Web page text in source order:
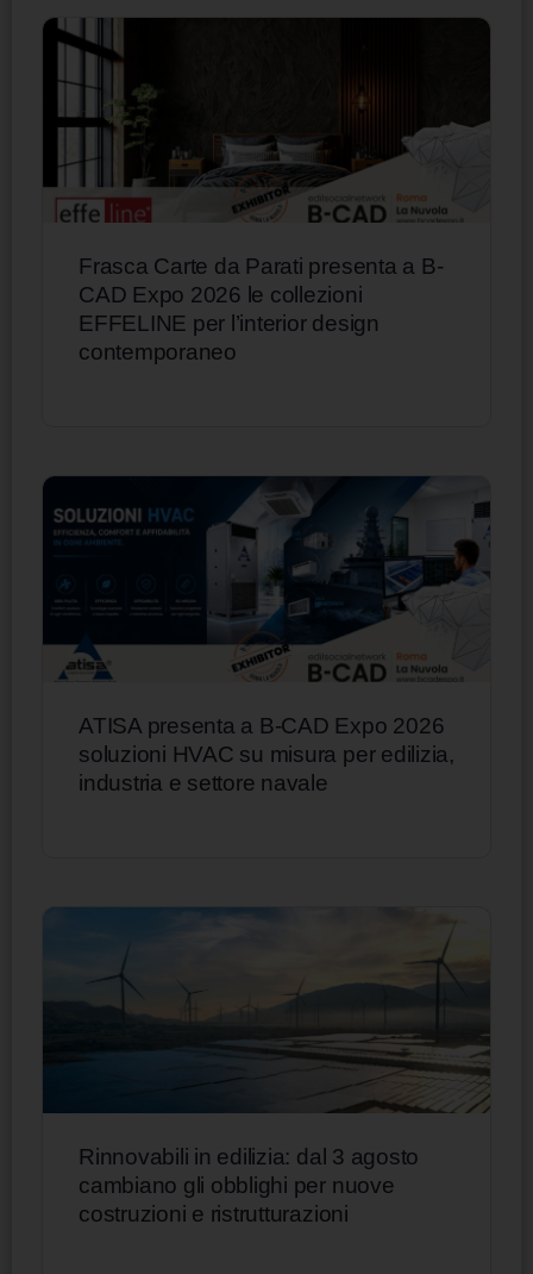
Frasca Carte da Parati presenta a B-
CAD Expo 2026 le collezioni
EFFELINE per l’interior design
contemporaneo
ATISA presenta a B-CAD Expo 2026
soluzioni HVAC su misura per edilizia,
industria e settore navale
Rinnovabili in edilizia: dal 3 agosto
cambiano gli obblighi per nuove
costruzioni e ristrutturazioni